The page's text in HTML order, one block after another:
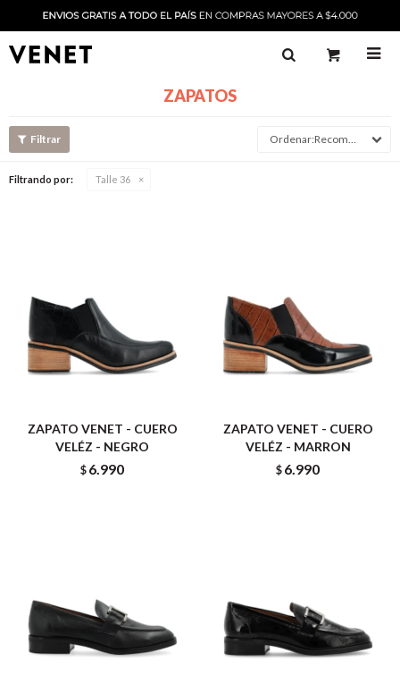

ZAPATOS
Recomendado
Filtrando por: Talle 36
ZAPATO VENET - CUERO
VELÉZ - NEGRO
$6.990
ZAPATO VENET - CUERO
VELÉZ - MARRON
$6.990